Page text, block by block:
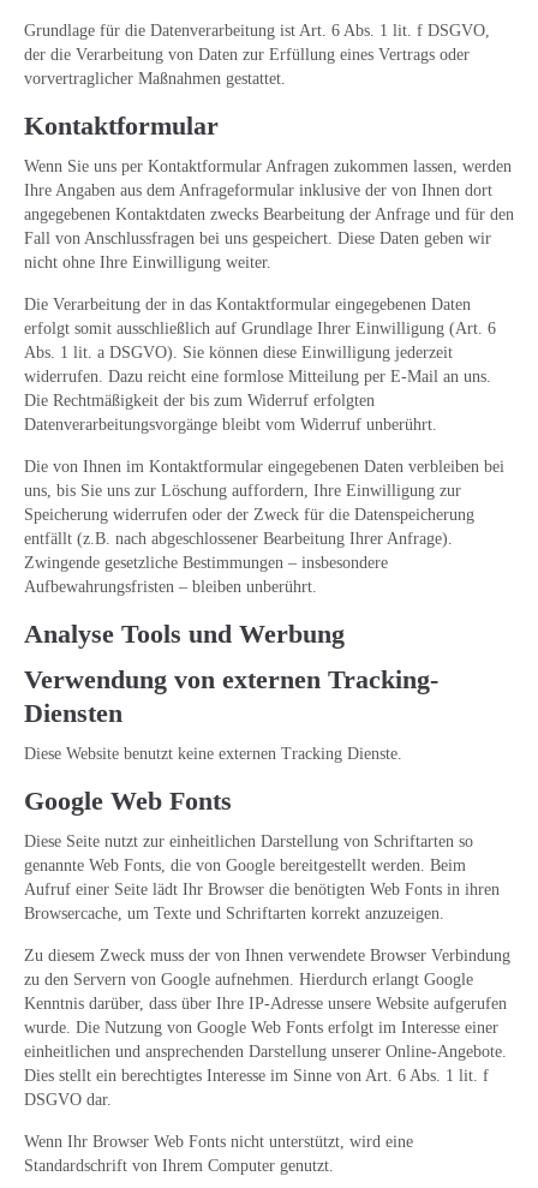
Grundlage für die Datenverarbeitung ist Art. 6 Abs. 1 lit. f DSGVO,
der die Verarbeitung von Daten zur Erfüllung eines Vertrags oder
vorvertraglicher Maßnahmen gestattet.
Kontaktformular
Wenn Sie uns per Kontaktformular Anfragen zukommen lassen, werden
Ihre Angaben aus dem Anfrageformular inklusive der von Ihnen dort
angegebenen Kontaktdaten zwecks Bearbeitung der Anfrage und für den
Fall von Anschlussfragen bei uns gespeichert. Diese Daten geben wir
nicht ohne Ihre Einwilligung weiter.
Die Verarbeitung der in das Kontaktformular eingegebenen Daten
erfolgt somit ausschließlich auf Grundlage Ihrer Einwilligung (Art. 6
Abs. 1 lit. a DSGVO). Sie können diese Einwilligung jederzeit
widerrufen. Dazu reicht eine formlose Mitteilung per E-Mail an uns.
Die Rechtmäßigkeit der bis zum Widerruf erfolgten
Datenverarbeitungsvorgänge bleibt vom Widerruf unberührt.
Die von Ihnen im Kontaktformular eingegebenen Daten verbleiben bei
uns, bis Sie uns zur Löschung auffordern, Ihre Einwilligung zur
Speicherung widerrufen oder der Zweck für die Datenspeicherung
entfällt (z.B. nach abgeschlossener Bearbeitung Ihrer Anfrage).
Zwingende gesetzliche Bestimmungen – insbesondere
Aufbewahrungsfristen – bleiben unberührt.
Analyse Tools und Werbung
Verwendung von externen Tracking-
Diensten
Diese Website benutzt keine externen Tracking Dienste.
Google Web Fonts
Diese Seite nutzt zur einheitlichen Darstellung von Schriftarten so
genannte Web Fonts, die von Google bereitgestellt werden. Beim
Aufruf einer Seite lädt Ihr Browser die benötigten Web Fonts in ihren
Browsercache, um Texte und Schriftarten korrekt anzuzeigen.
Zu diesem Zweck muss der von Ihnen verwendete Browser Verbindung
zu den Servern von Google aufnehmen. Hierdurch erlangt Google
Kenntnis darüber, dass über Ihre IP-Adresse unsere Website aufgerufen
wurde. Die Nutzung von Google Web Fonts erfolgt im Interesse einer
einheitlichen und ansprechenden Darstellung unserer Online-Angebote.
Dies stellt ein berechtigtes Interesse im Sinne von Art. 6 Abs. 1 lit. f
DSGVO dar.
Wenn Ihr Browser Web Fonts nicht unterstützt, wird eine
Standardschrift von Ihrem Computer genutzt.